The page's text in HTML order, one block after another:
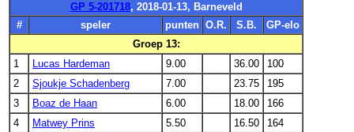
GP 5-201718, 2018-01-13, Barneveld
#
speler punten O.R. S.B.
GP-elo
Groep 13:
1
Lucas Hardeman 9.00 36.00
100
2
Sjoukje Schadenberg 7.00 23.75
195
3
Boaz de Haan 6.00 18.00
166
4
Matwey Prins 5.50 16.50
164